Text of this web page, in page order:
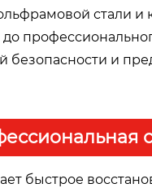
стали и
и
быстрое